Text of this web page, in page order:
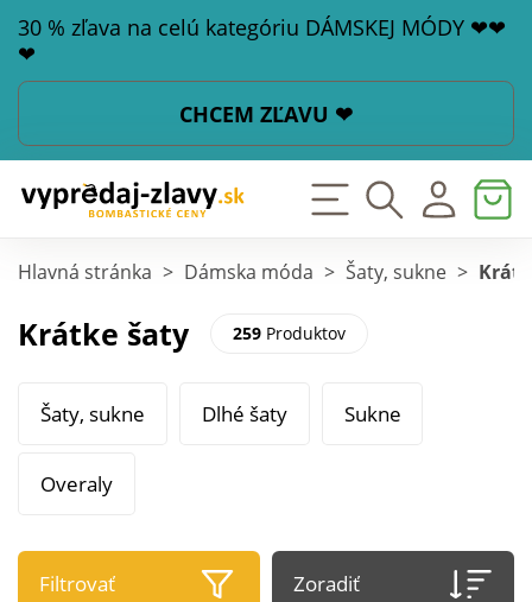
30 % zľava na celú kategóriu DÁMSKEJ MÓDY ❤❤
❤
CHCEM ZĽAVU ❤
Hlavná stránka > Dámska móda > Šaty, sukne >
Krátke šaty 259Produktov
Šaty, sukne Dlhé šaty Sukne
Overaly
Filtrovať Zoradiť